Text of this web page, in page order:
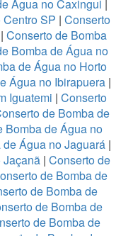
Água no Caxingui
SP | Conserto
Conserto de Bomba
Bomba de Água no
de Água no Horto
Água no Ibirapuera |
Iguatemi | Conserto
de Bomba de
Bomba de Água no
Água no Jaguará |
Jaçanã| Conserto de
de Bomba de
de Bomba de
de Bomba de
de Bomba de